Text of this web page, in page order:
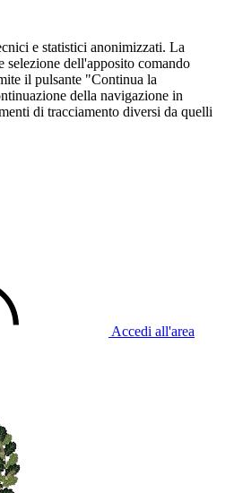
e statistici anonimizzati. La
selezione dell'apposito comando
il pulsante "Continua la
della navigazione in
di tracciamento diversi da quelli
Accedi all'area